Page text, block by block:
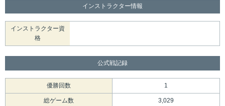
インストラクター情報
インストラクター資
格
公式戦記録
優勝回数 1
総ゲーム数 3,029